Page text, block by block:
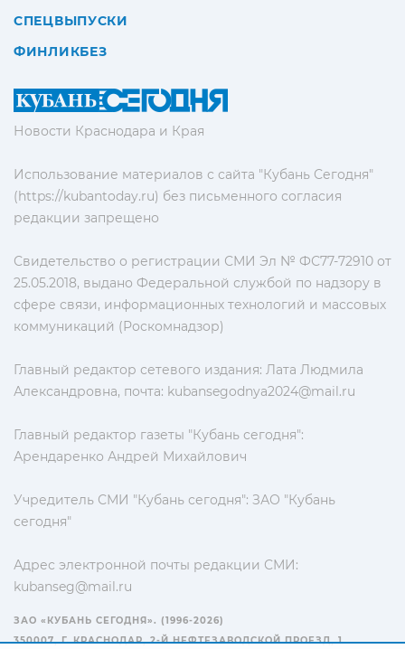
Новости Краснодара и Края
Использование материалов с сайта "Кубань Сегодня"
(https://kubantoday.ru) без письменного согласия
редакции запрещено
Свидетельство о регистрации СМИ Эл № ФС77-72910 от
25.05.2018, выдано Федеральной службой по надзору в
сфере связи, информационных технологий и массовых
коммуникаций (Роскомнадзор)
Главный редактор сетевого издания: Лата Людмила
Александровна, почта: kubansegodnya2024@mail.ru
Главный редактор газеты "Кубань сегодня":
Арендаренко Андрей Михайлович
Учредитель СМИ "Кубань сегодня": ЗАО "Кубань
сегодня"
Адрес электронной почты редакции СМИ:
kubanseg@mail.ru
СПЕЦВЫПУСКИ
ФИНЛИКБЕЗ
ЗАО «КУБАНЬ СЕГОДНЯ». (1996-2026)
350007, Г. КРАСНОДАР, 2-Й НЕФТЕЗАВОДСКОЙ ПРОЕЗД, 1